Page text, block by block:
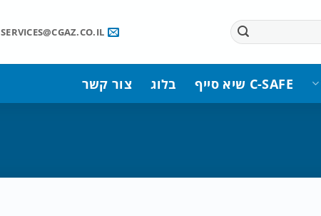
SERVICES@CGAZ.CO.IL
C-SAFE שיא סייף בלוג צור קשר